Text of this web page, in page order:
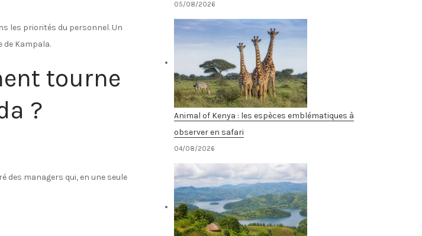
les priorités du personnel. Un
de Kampala.
tourne
?
des managers qui, en une seule
05/08/2026
Animal of Kenya : les espèces emblématiques à
observer en safari
04/08/2026